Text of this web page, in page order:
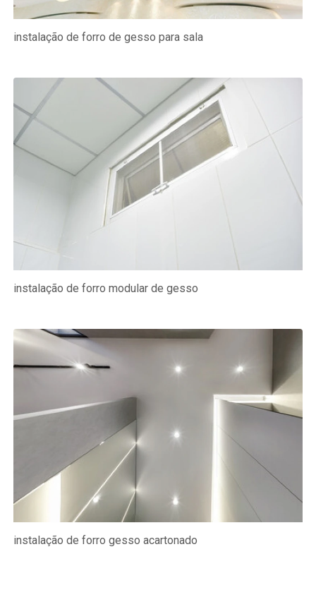
instalação de forro de gesso para sala
instalação de forro modular de gesso
instalação de forro gesso acartonado